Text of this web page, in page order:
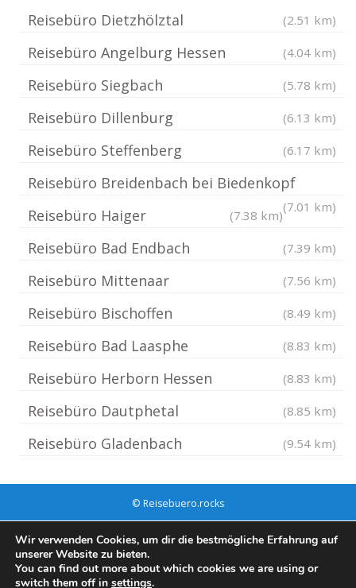
Reisebüro Dietzhölztal (2.51 km)
Reisebüro Angelburg Hessen (4.04 km)
Reisebüro Siegbach (5.78 km)
Reisebüro Dillenburg (6.13 km)
Reisebüro Steffenberg (6.17 km)
Reisebüro Breidenbach bei Biedenkopf
(7.01 km)
Reisebüro Haiger (7.38 km)
Reisebüro Bad Endbach (7.39 km)
Reisebüro Mittenaar (7.56 km)
Reisebüro Bischoffen (8.49 km)
Reisebüro Bad Laasphe (8.83 km)
Reisebüro Herborn Hessen (8.83 km)
Reisebüro Dautphetal (8.85 km)
Reisebüro Gladenbach (9.54 km)
© Reisebuero.rocks
Impressum / Datenschutz Cookie-Richtlinie (EU)
Wir verwenden Cookies, um dir die bestmögliche Erfahrung auf
unserer Website zu bieten.
You can find out more about which cookies we are using or
switch them off in settings.